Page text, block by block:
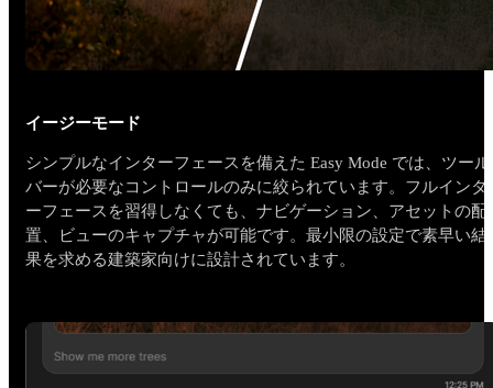
イージーモード
シンプルなインターフェースを備えた Easy Mode では、ツール
バーが必要なコントロールのみに絞られています。フルインタ
ーフェースを習得しなくても、ナビゲーション、アセットの配
置、ビューのキャプチャが可能です。最小限の設定で素早い結
果を求める建築家向けに設計されています。